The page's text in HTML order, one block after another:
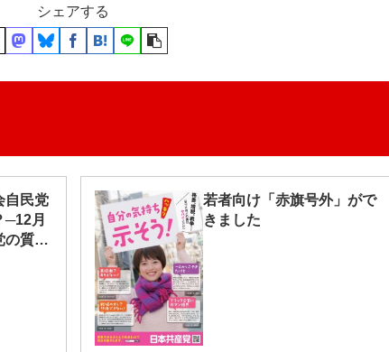
シェアする
自民党
─12月
の質問
若者向け「赤旗号外」がで
きました